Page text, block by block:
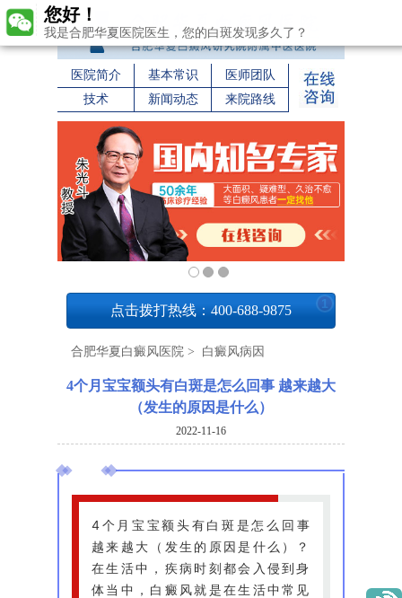
医院简介 基本常识
医师团队
技术
新闻动态 来院路线
点击拨打热线：400-688-9875 1
合肥华夏白癜风医院 > 白癜风病因
4个月宝宝额头有白斑是怎么回事 越来越大
（发生的原因是什么）
2022-11-16
4个月宝宝额头有白斑是怎么回事
越来越大（发生的原因是什么）？
在生活中，疾病时刻都会入侵到身
体当中，白癜风就是在生活中常见
您好！
我是合肥华夏医院医生，您的白斑发现多久了？